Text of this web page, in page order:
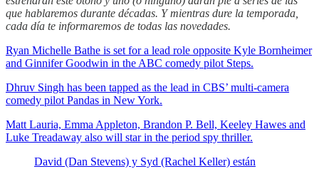
que hablaremos durante décadas. Y mientras dure la temporada,
cada día te informaremos de todas las novedades.
Ryan Michelle Bathe is set for a lead role opposite Kyle Bornheimer
and Ginnifer Goodwin in the ABC comedy pilot Steps.
Dhruv Singh has been tapped as the lead in CBS’ multi-camera
comedy pilot Pandas in New York.
Matt Lauria, Emma Appleton, Brandon P. Bell, Keeley Hawes and
Luke Treadaway also will star in the period spy thriller.
David (Dan Stevens) y Syd (Rachel Keller) están